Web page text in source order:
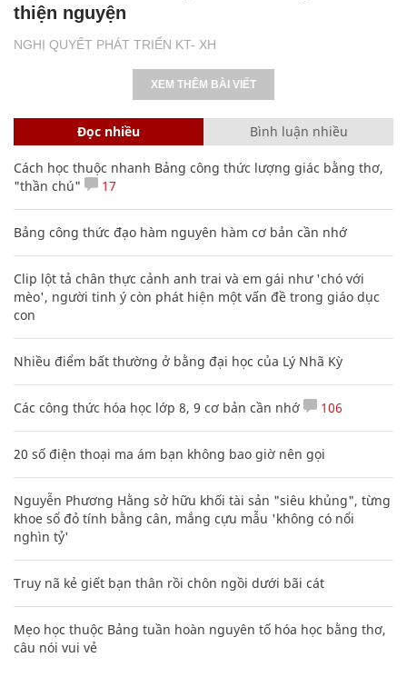
NGHỊ QUYẾT PHÁT TRIỂN KT- XH
thiện nguyện
XEM THÊM BÀI VIẾT
Đọc nhiều Bình luận nhiều
Cách học thuộc nhanh Bảng công thức lượng giác bằng thơ,
"thần chú"
17
Bảng công thức đạo hàm nguyên hàm cơ bản cần nhớ
Clip lột tả chân thực cảnh anh trai và em gái như 'chó với
mèo', người tinh ý còn phát hiện một vấn đề trong giáo dục
con
Nhiều điểm bất thường ở bằng đại học của Lý Nhã Kỳ
Các công thức hóa học lớp 8, 9 cơ bản cần nhớ 106
20 số điện thoại ma ám bạn không bao giờ nên gọi
Nguyễn Phương Hằng sở hữu khối tài sản "siêu khủng", từng
khoe sổ đỏ tính bằng cân, mắng cựu mẫu 'không có nổi
nghìn tỷ'
Truy nã kẻ giết bạn thân rồi chôn ngồi dưới bãi cát
Mẹo học thuộc Bảng tuần hoàn nguyên tố hóa học bằng thơ,
câu nói vui vẻ